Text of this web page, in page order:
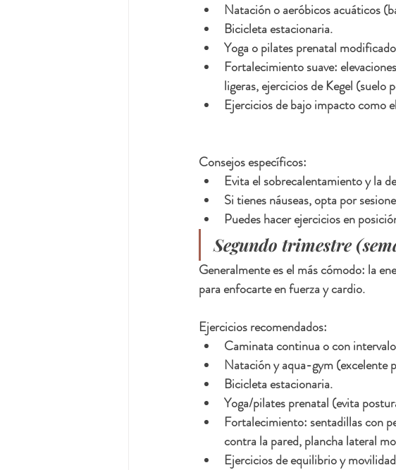
Natación o aeróbicos acuáticos
Bicicleta estacionaria.
Yoga o pilates prenatal
Fortalecimiento suave:
ligeras, ejercicios de Kegel (suelo
Ejercicios de bajo impacto como
Consejos específicos:
Evita el sobrecalentamiento y la
Si tienes náuseas, opta por
Puedes hacer ejercicios en
Segundo trimestre
Generalmente es el más cómodo: la
para enfocarte en fuerza y cardio.
Ejercicios recomendados:
Caminata continua o con
Natación y aqua-gym (excelente
Bicicleta estacionaria.
Yoga/pilates prenatal (evita
Fortalecimiento: sentadillas con
contra la pared, plancha lateral
Ejercicios de equilibrio y